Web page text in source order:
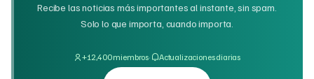
Recibe las noticias más importantes al instante, sin spam.
Solo lo que importa, cuando importa.
+12,400 miembros· Actualizaciones diarias